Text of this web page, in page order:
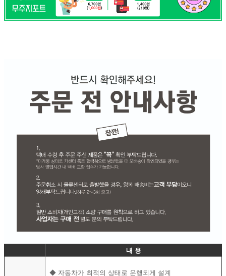
내 용
◆ 자동차가 최적의 상태로 운행되게 설계